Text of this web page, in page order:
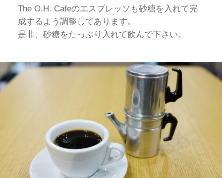
The O.H. Cafeのエスプレッソも砂糖を入れて完
成するよう調整してあります。
是非、砂糖をたっぷり入れて飲んで下さい。